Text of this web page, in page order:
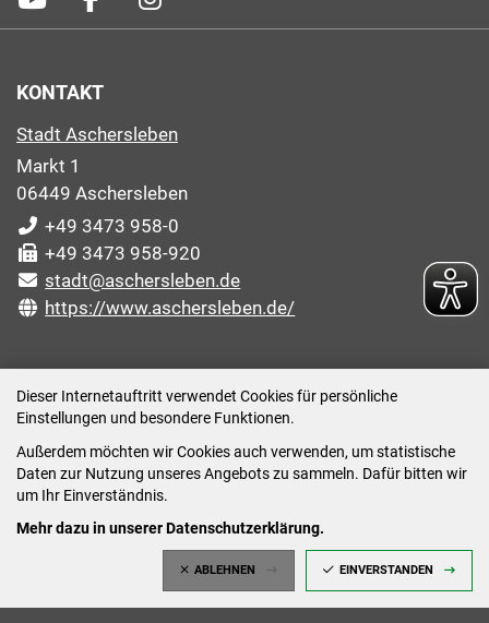
Dieser Internetauftritt verwendet Cookies für persönliche
Einstellungen und besondere Funktionen.
Außerdem möchten wir Cookies auch verwenden, um statistische
Daten zur Nutzung unseres Angebots zu sammeln. Dafür bitten wir
um Ihr Einverständnis.
Mehr dazu in unserer Datenschutzerklärung.
ABLEHNEN EINVERSTANDEN
KONTAKT
Stadt Aschersleben
Markt 1
06449 Aschersleben
+49 3473 958-0
+49 3473 958-920
stadt@aschersleben.de
https://www.aschersleben.de/
Montag: 09:00-12:00 /14:00-15:00 Uhr
Dienstag: 09:00-12:00 /14:00-16:00 Uhr
Mittwoch: 09:00 - 12:00 Uhr (nach vorheriger
Donnerstag: 09:00-12:00 /14:00-18:00 Uhr
Freitag: 09:00-12:00 Uhr